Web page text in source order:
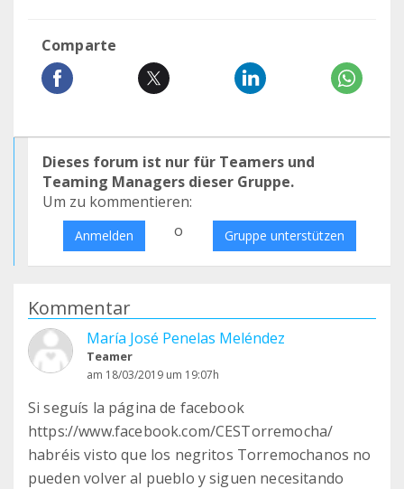
Comparte
Dieses forum ist nur für Teamers und
Teaming Managers dieser Gruppe.
Um zu kommentieren:
Anmelden o Gruppe unterstützen
Kommentar
María José Penelas Meléndez
Teamer
am 18/03/2019 um 19:07h
Si seguís la página de facebook
https://www.facebook.com/CESTorremocha/
habréis visto que los negritos Torremochanos no
pueden volver al pueblo y siguen necesitando